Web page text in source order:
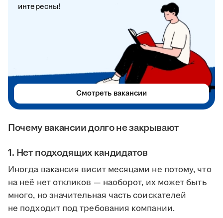
Почему вакансии долго не закрывают
1. Нет подходящих кандидатов
Иногда вакансия висит месяцами не потому, что
на неё нет откликов — наоборот, их может быть
много, но значительная часть соискателей
не подходит под требования компании.
интересны!
Смотреть вакансии